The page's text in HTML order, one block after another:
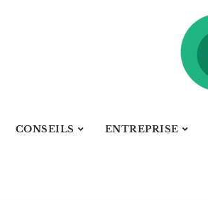
CONSEILS ENTREPRISE